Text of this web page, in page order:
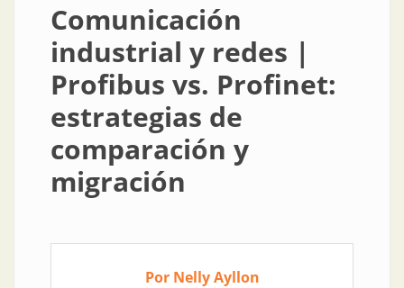
Comunicación
industrial y redes |
Profibus vs. Profinet:
estrategias de
comparación y
migración
Por Nelly Ayllon